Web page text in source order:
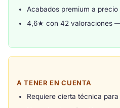
Acabados premium a precio
4,6★ con 42 valoraciones
A TENER EN CUENTA
Requiere cierta técnica